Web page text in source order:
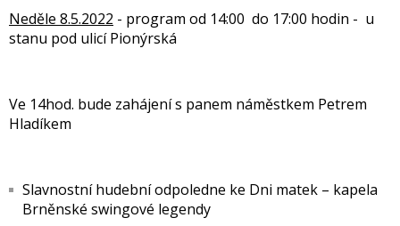
Neděle 8.5.2022 - program od 14:00 do 17:00 hodin - u
stanu pod ulicí Pionýrská
Ve 14hod. bude zahájení s panem náměstkem Petrem
Hladíkem
Slavnostní hudební odpoledne ke Dni matek – kapela
Brněnské swingové legendy